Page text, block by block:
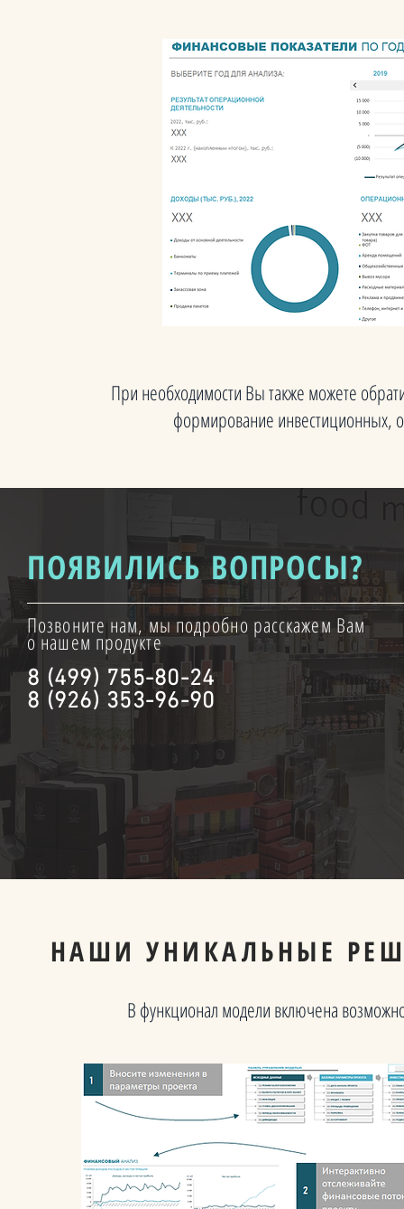
При необходимости Вы также можете
формирование инвестиционных,
ПОЯВИЛИСЬ ВОПРОСЫ?
Позвоните нам, мы подробно расскажем Вам
о нашем продукте
8 (499) 755-80-24
8 (926) 353-96-90
НАШИ УНИКАЛЬНЫЕ
В функционал модели включена